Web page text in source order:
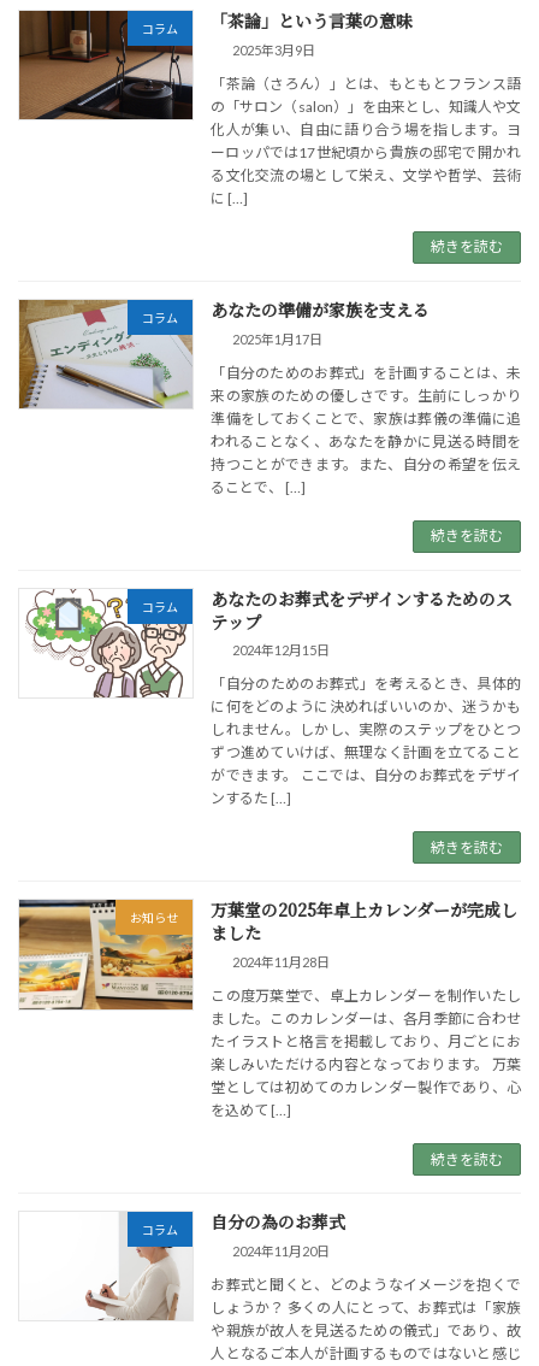
コラム 「茶論」という言葉の意味
2025年3月9日
「茶論（さろん）」とは、もともとフランス語
の「サロン（salon）」を由来とし、知識人や文
化人が集い、自由に語り合う場を指します。ヨ
ーロッパでは17世紀頃から貴族の邸宅で開かれ
る文化交流の場として栄え、文学や哲学、芸術
に […]
続きを読む
コラム あなたの準備が家族を支える
2025年1月17日
「自分のためのお葬式」を計画することは、未
来の家族のための優しさです。生前にしっかり
準備をしておくことで、家族は葬儀の準備に追
われることなく、あなたを静かに見送る時間を
持つことができます。また、自分の希望を伝え
ることで、 […]
続きを読む
コラム
あなたのお葬式をデザインするためのス
テップ
2024年12月15日
「自分のためのお葬式」を考えるとき、具体的
に何をどのように決めればいいのか、迷うかも
しれません。しかし、実際のステップをひとつ
ずつ進めていけば、無理なく計画を立てること
ができます。 ここでは、自分のお葬式をデザイ
ンするた […]
続きを読む
お知らせ
万葉堂の2025年卓上カレンダーが完成し
ました
2024年11月28日
この度万葉堂で、卓上カレンダーを制作いたし
ました。このカレンダーは、各月季節に合わせ
たイラストと格言を掲載しており、月ごとにお
楽しみいただける内容となっております。 万葉
堂としては初めてのカレンダー製作であり、心
を込めて […]
続きを読む
コラム 自分の為のお葬式
2024年11月20日
お葬式と聞くと、どのようなイメージを抱くで
しょうか？ 多くの人にとって、お葬式は「家族
や親族が故人を見送るための儀式」であり、故
人となるご本人が計画するものではないと感じ